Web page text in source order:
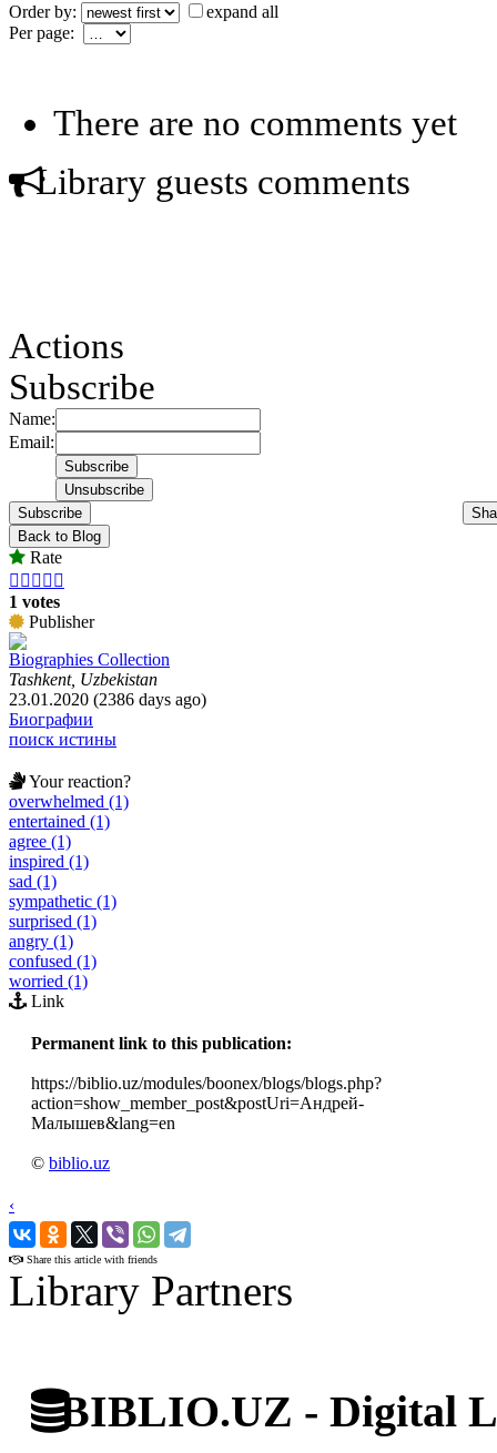
Order by:
expand all
Per page:
There are no comments yet
Library guests comments
Actions
Subscribe
Name:
Email:
Subscribe
Back to Blog
Rate
    
1 votes
Publisher
Biographies Collection
Tashkent, Uzbekistan
23.01.2020 (2386 days ago)
Биографии
поиск истины
Your reaction?
overwhelmed (1)
entertained (1)
agree (1)
inspired (1)
sad (1)
sympathetic (1)
surprised (1)
angry (1)
confused (1)
worried (1)
Link
Permanent link to this publication:
https://biblio.uz/modules/boonex/blogs/blogs.php?
action=show_member_post&postUri=Андрей-
Малышев&lang=en
© biblio.uz
‹
›
Share this article with friends
Library Partners
BIBLIO.UZ - Digital